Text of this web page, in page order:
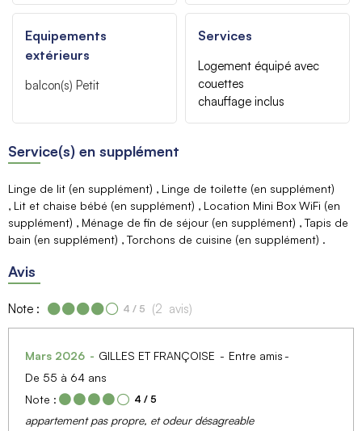
Equipements
extérieurs
balcon(s) Petit
Services
Logement équipé avec
couettes
chauffage inclus
Service(s) en supplément
Linge de lit (en supplément)
Linge de toilette (en supplément)
Lit et chaise bébé (en supplément)
Location Mini Box WiFi (en
supplément)
Ménage de fin de séjour (en supplément)
Tapis de
bain (en supplément)
Torchons de cuisine (en supplément)
Avis
Note : 4 / 5 (2 avis)
Mars 2026 GILLES ET FRANÇOISE
Entre amis
De 55 à 64 ans
Note :
4 / 5
appartement pas propre, et odeur désagreable